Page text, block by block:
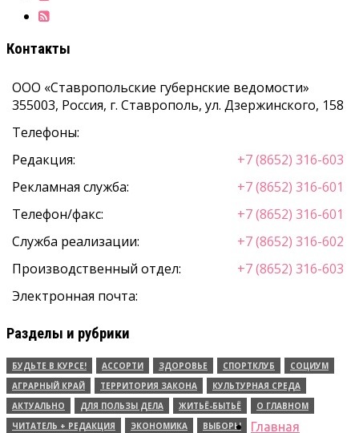
Контакты
ООО «Ставропольские губернские ведомости»
355003, Россия, г. Ставрополь, ул. Дзержинского, 158
Телефоны:
Редакция:
+7 (8652) 316-603
Рекламная служба:
+7 (8652) 316-601
Телефон/факс:
+7 (8652) 316-601
Служба реализации:
+7 (8652) 316-602
Производственный отдел:
+7 (8652) 316-603
Электронная почта:
Разделы и рубрики
БУДЬТЕ В КУРСЕ! АССОРТИ ЗДОРОВЬЕ СПОРТКЛУБ
СОЦИУМ
АГРАРНЫЙ КРАЙ
ТЕРРИТОРИЯ ЗАКОНА
КУЛЬТУРНАЯ СРЕДА
АКТУАЛЬНО
ДЛЯ ПОЛЬЗЫ ДЕЛА ЖИТЬЁ-БЫТЬЁ
О ГЛАВНОМ
ЧИТАТЕЛЬ + РЕДАКЦИЯ
ЭКОНОМИКА ВЫБОРЫ Главная